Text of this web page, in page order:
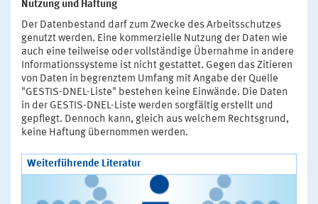
Nutzung und Haftung
Der Datenbestand darf zum Zwecke des Arbeitsschutzes
genutzt werden. Eine kommerzielle Nutzung der Daten wie
auch eine teilweise oder vollständige Übernahme in andere
Informationssysteme ist nicht gestattet. Gegen das Zitieren
von Daten in begrenztem Umfang mit Angabe der Quelle
"GESTIS-DNEL-Liste" bestehen keine Einwände. Die Daten
in der GESTIS-DNEL-Liste werden sorgfältig erstellt und
gepflegt. Dennoch kann, gleich aus welchem Rechtsgrund,
keine Haftung übernommen werden.
Weiterführende Literatur